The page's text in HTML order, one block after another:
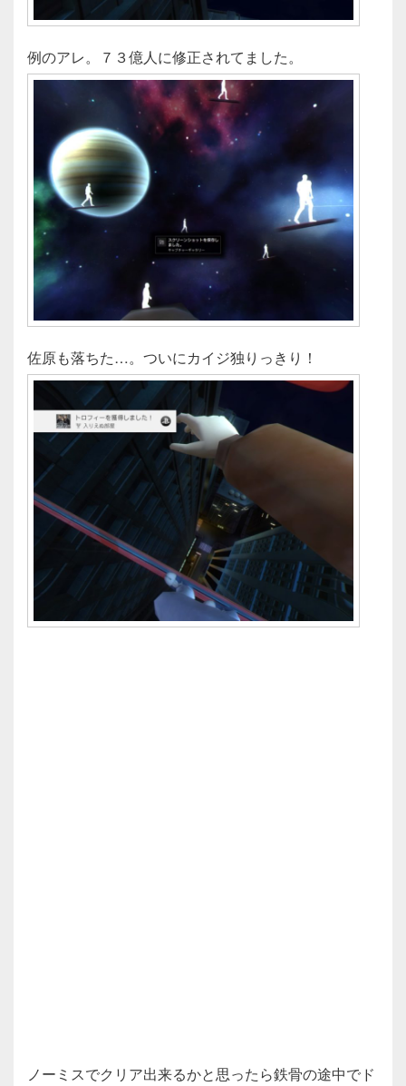
例のアレ。７３億人に修正されてました。
佐原も落ちた…。ついにカイジ独りっきり！
ノーミスでクリア出来るかと思ったら鉄骨の途中でド